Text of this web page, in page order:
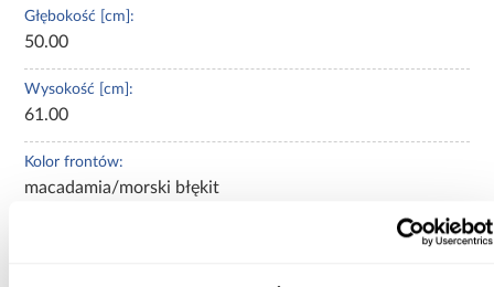
Głębokość [cm]:
50.00
Wysokość [cm]:
61.00
Kolor frontów:
macadamia/morski błękit